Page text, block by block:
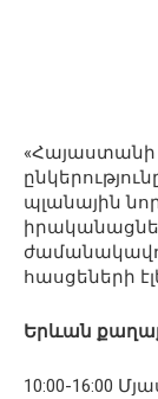
«Հայաստանի
պլանային
հասցեների
Երևան
10:00-16:00